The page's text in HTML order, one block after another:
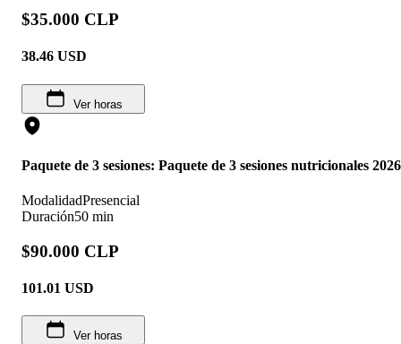
$35.000 CLP
38.46 USD
Ver horas
Paquete de 3 sesiones: Paquete de 3 sesiones nutricionales 2026
ModalidadPresencial
Duración50 min
$90.000 CLP
101.01 USD
Ver horas